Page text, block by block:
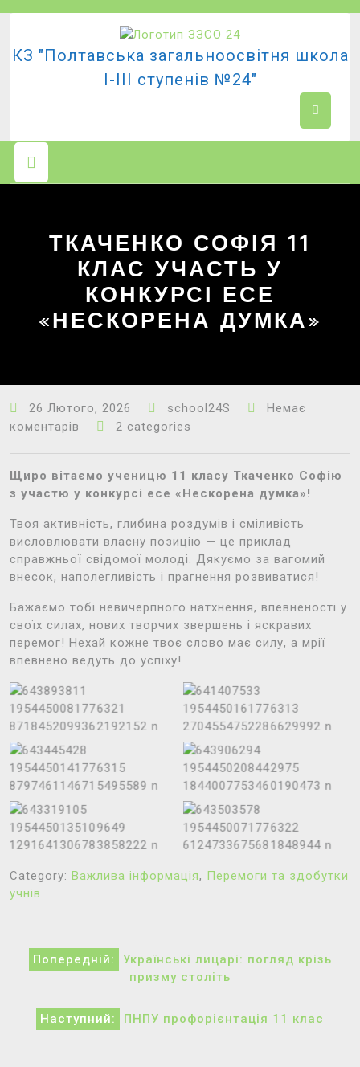
КЗ "Полтавська загальноосвітня школа
І-ІІІ ступенів №24"
ТКАЧЕНКО СОФІЯ 11
КЛАС УЧАСТЬ У
КОНКУРСІ ЕСЕ
«НЕСКОРЕНА ДУМКА»
26 Лютого, 2026 school24S
Немає
коментарів
2 categories
Щиро вітаємо ученицю 11 класу Ткаченко Софію
з участю у конкурсі есе «Нескорена думка»!
Твоя активність, глибина роздумів і сміливість
висловлювати власну позицію — це приклад
справжньої свідомої молоді. Дякуємо за вагомий
внесок, наполегливість і прагнення розвиватися!
Бажаємо тобі невичерпного натхнення, впевненості у
своїх силах, нових творчих звершень і яскравих
перемог! Нехай кожне твоє слово має силу, а мрії
впевнено ведуть до успіху!
Category: Важлива інформація, Перемоги та здобутки
учнів
Навігація
записів
Попередній:
Українські лицарі: погляд крізь
призму століть
Наступний: ПНПУ профорієнтація 11 клас